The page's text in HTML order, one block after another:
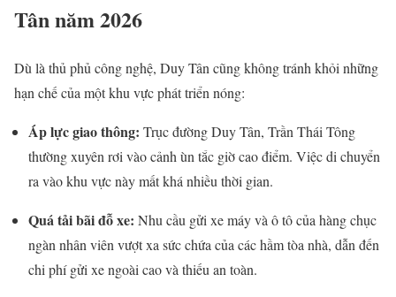
Tân năm 2026
Dù là thủ phủ công nghệ, Duy Tân cũng không tránh khỏi những
hạn chế của một khu vực phát triển nóng:
Áp lực giao thông: Trục đường Duy Tân, Trần Thái Tông
thường xuyên rơi vào cảnh ùn tắc giờ cao điểm. Việc di chuyển
ra vào khu vực này mất khá nhiều thời gian.
Quá tải bãi đỗ xe: Nhu cầu gửi xe máy và ô tô của hàng chục
ngàn nhân viên vượt xa sức chứa của các hầm tòa nhà, dẫn đến
chi phí gửi xe ngoài cao và thiếu an toàn.